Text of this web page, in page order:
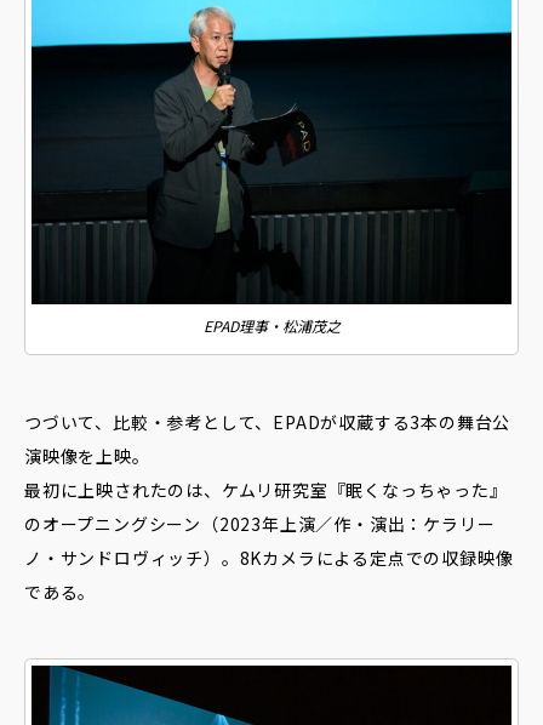
EPAD理事・松浦茂之
つづいて、比較・参考として、EPADが収蔵する3本の舞台公
演映像を上映。
最初に上映されたのは、ケムリ研究室『眠くなっちゃった』
のオープニングシーン（2023年上演／作・演出：ケラリー
ノ・サンドロヴィッチ）。8Kカメラによる定点での収録映像
である。